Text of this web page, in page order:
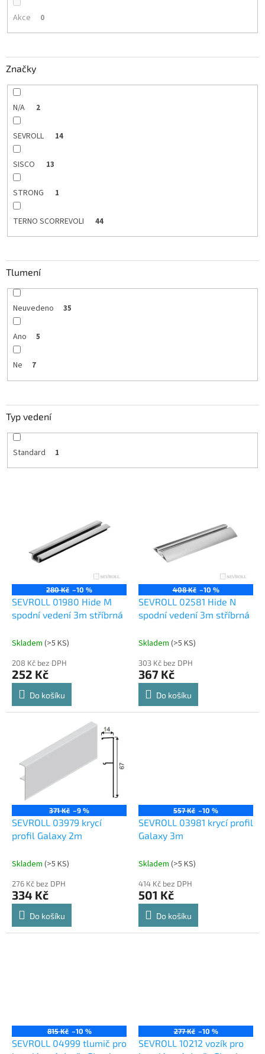
Akce 0
Značky
N/A 2
SEVROLL 14
SISCO 13
STRONG 1
TERNO SCORREVOLI 44
Tlumení
Neuvedeno 35
Ano 5
Ne 7
Typ vedení
Standard 1
280 Kč –10 %
SEVROLL 01980 Hide M
spodní vedení 3m stříbrná
Skladem (>5 KS)
208 Kč bez DPH
252 Kč
Do košíku
408 Kč –10 %
SEVROLL 02581 Hide N
spodní vedení 3m stříbrná
Skladem (>5 KS)
303 Kč bez DPH
367 Kč
Do košíku
371 Kč –9 %
SEVROLL 03979 krycí
profil Galaxy 2m
Skladem (>5 KS)
276 Kč bez DPH
334 Kč
Do košíku
557 Kč –10 %
SEVROLL 03981 krycí profil
Galaxy 3m
Skladem (>5 KS)
414 Kč bez DPH
501 Kč
Do košíku
815 Kč –10 %
SEVROLL 04999 tlumič pro
277 Kč –10 %
SEVROLL 10212 vozík pro